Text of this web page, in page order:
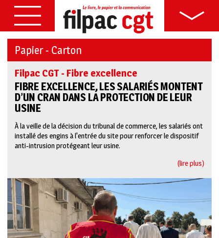
Papier - Carton
Filpac CGT - Fibre excellence
FIBRE EXCELLENCE, LES SALARIÉS MONTENT
D’UN CRAN DANS LA PROTECTION DE LEUR
USINE
À la veille de la décision du tribunal de commerce, les salariés ont
installé des engins à l'entrée du site pour renforcer le dispositif
anti-intrusion protégeant leur usine.
(lire plus)